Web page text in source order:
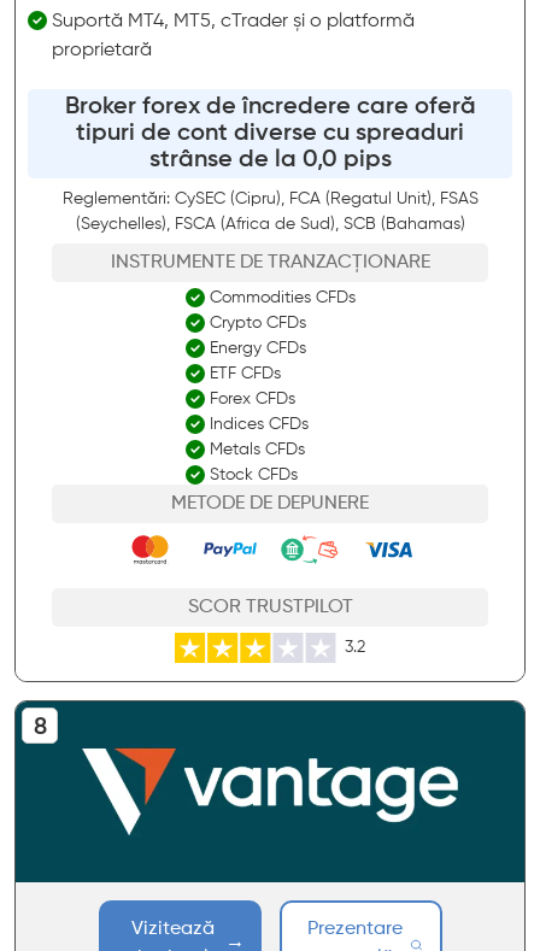
Suportă MT4, MT5, cTrader și o platformă
proprietară
Broker forex de încredere care oferă
tipuri de cont diverse cu spreaduri
strânse de la 0,0 pips
Reglementări: CySEC (Cipru), FCA (Regatul Unit), FSAS
(Seychelles), FSCA (Africa de Sud), SCB (Bahamas)
INSTRUMENTE DE TRANZACȚIONARE
Commodities CFDs
Crypto CFDs
Energy CFDs
ETF CFDs
Forex CFDs
Indices CFDs
Metals CFDs
Stock CFDs
METODE DE DEPUNERE
SCOR TRUSTPILOT
3.2
Vizitează
Prezentare